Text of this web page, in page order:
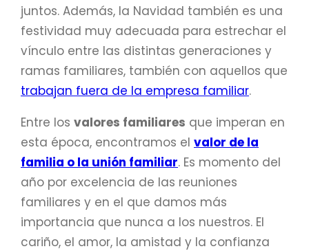
juntos. Además, la Navidad también es una
festividad muy adecuada para estrechar el
vínculo entre las distintas generaciones y
ramas familiares, también con aquellos que
trabajan fuera de la empresa familiar.
Entre los valores familiares que imperan en
esta época, encontramos el valor de la
familia o la unión familiar. Es momento del
año por excelencia de las reuniones
familiares y en el que damos más
importancia que nunca a los nuestros. El
cariño, el amor, la amistad y la confianza